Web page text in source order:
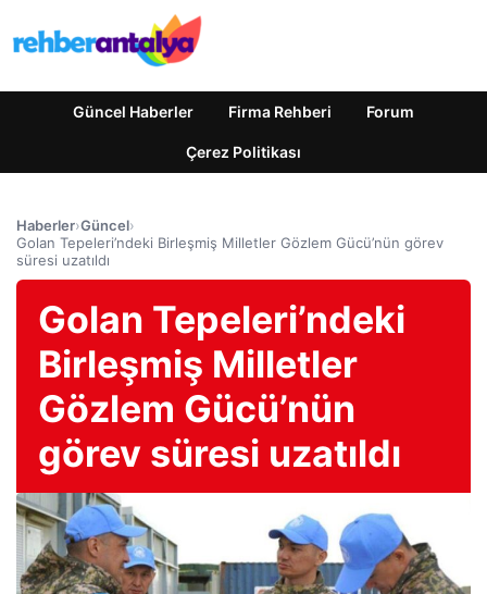
Güncel Haberler Firma Rehberi Forum
Çerez Politikası
Haberler›Güncel›
Golan Tepeleri’ndeki Birleşmiş Milletler Gözlem Gücü’nün görev
süresi uzatıldı
Golan Tepeleri’ndeki
Birleşmiş Milletler
Gözlem Gücü’nün
görev süresi uzatıldı